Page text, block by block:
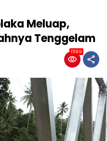
Meluap,
Tenggelam
1599